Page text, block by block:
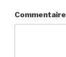
Commentaire